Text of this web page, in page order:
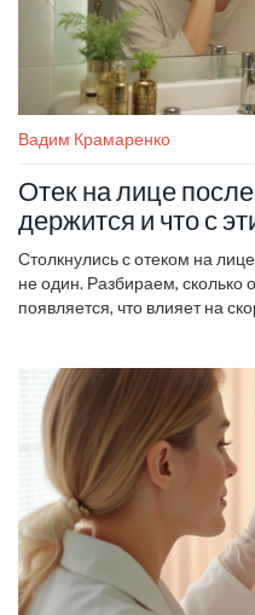
Вадим Крамаренко
Отек на лице
держится и что с
Столкнулись с отеком на
не один. Разбираем, сколько
появляется, что влияет на
точки над i — без сложной
инструкций.